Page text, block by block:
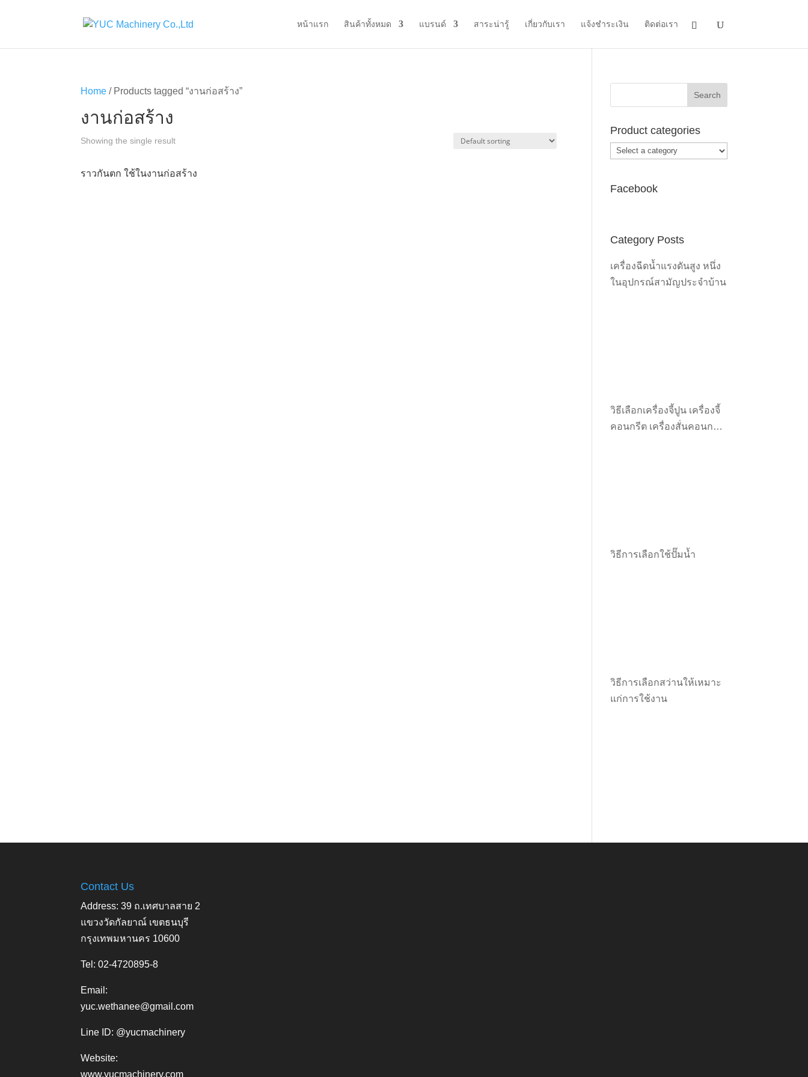
หน้าแรก สินค้าทั้งหมด แบรนด์ สาระน่ารู้ เกี่ยวกับเรา แจ้งชำระเงิน ติดต่อเรา
Home / Products tagged “งานก่อสร้าง”
งานก่อสร้าง
Showing the single result
ราวกันตก ใช้ในงานก่อสร้าง
Product categories
Facebook
Category Posts
เครื่องฉีดน้ำแรงดันสูง หนึ่ง
ในอุปกรณ์สามัญประจำบ้าน
วิธีเลือกเครื่องจี้ปูน เครื่องจี้
คอนกรีต เครื่องสั่นคอนกรีต
วิธีการเลือกใช้ปั๊มน้ำ
วิธีการเลือกสว่านให้เหมาะ
แก่การใช้งาน
Contact Us
Address: 39 ถ.เทศบาลสาย 2
แขวงวัดกัลยาณ์ เขตธนบุรี
กรุงเทพมหานคร 10600
Tel: 02-4720895-8
Email:
yuc.wethanee@gmail.com
Line ID: @yucmachinery
Website:
www.yucmachinery.com